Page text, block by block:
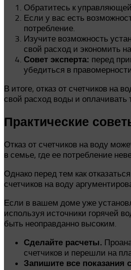
Обратитесь к
Если у вас есть
потребление.
Изучите возможность
свой расход и экономить
Совет эксперта: перед
убедиться в
В итоге, отказ от счетчиков на
свой расход воды и
Практические
Отказ от счетчиков на воду
в семье, где ее потребление
Однако перед тем как
счетчиков на воду
Если в вашем доме уже
используя источники горячей
быть неоправданно высоким.
Сделайте расчеты.
счетчиков и перешли на
Запишите все показания